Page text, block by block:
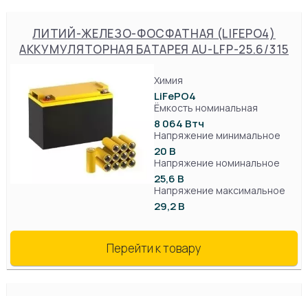
ЛИТИЙ-ЖЕЛЕЗО-ФОСФАТНАЯ (LIFEPO4)
АККУМУЛЯТОРНАЯ БАТАРЕЯ AU-LFP-25.6/315
Химия
LiFePO4
Ёмкость номинальная
8 064 Втч
Напряжение минимальное
20 В
Напряжение номинальное
25,6 В
Напряжение максимальное
29,2 В
Перейти к товару